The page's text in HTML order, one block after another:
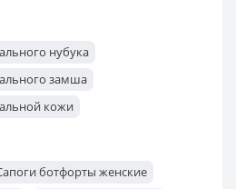
нубука
замша
кожи
ботфорты женские